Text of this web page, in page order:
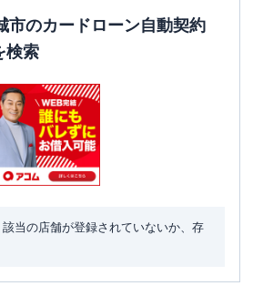
市のカードローン自動契約
検索
当の店舗が登録されていないか、存